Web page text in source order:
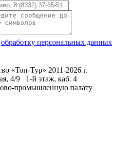
обработку персональных данных
«Топ-Тур» 2011-2026 г.
4/9 1-й этаж, каб. 4
промышленную палату